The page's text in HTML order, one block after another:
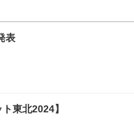
表
東北2024】